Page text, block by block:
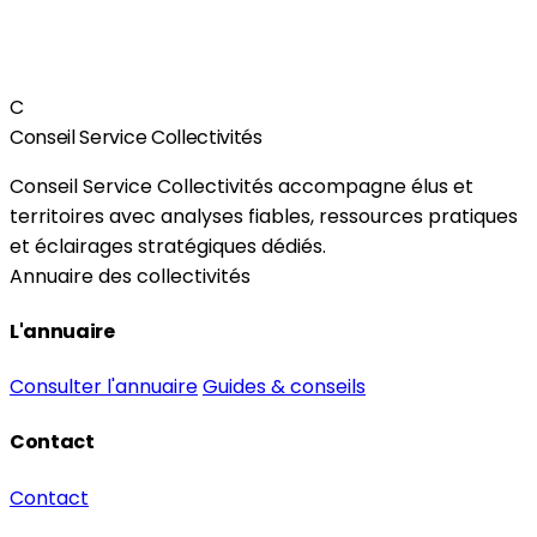
C
Conseil Service Collectivités
Conseil Service Collectivités accompagne élus et
territoires avec analyses fiables, ressources pratiques
et éclairages stratégiques dédiés.
Annuaire des collectivités
L'annuaire
Consulter l'annuaireGuides & conseils
Contact
Contact